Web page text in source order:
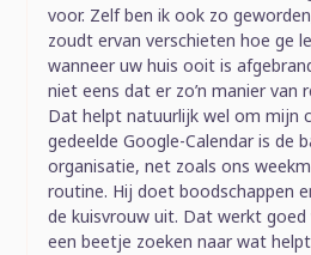
voor. Zelf ben ik ook zo
zoudt ervan verschieten hoe ge
wanneer uw huis ooit is
niet eens dat er zo’n manier van
Dat helpt natuurlijk wel om mijn
gedeelde Google-Calendar is de
organisatie, net zoals ons
routine. Hij doet boodschappen
de kuisvrouw uit. Dat werkt
een beetje zoeken naar wat